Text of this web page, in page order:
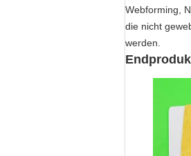
Webforming,
die nicht
werden.